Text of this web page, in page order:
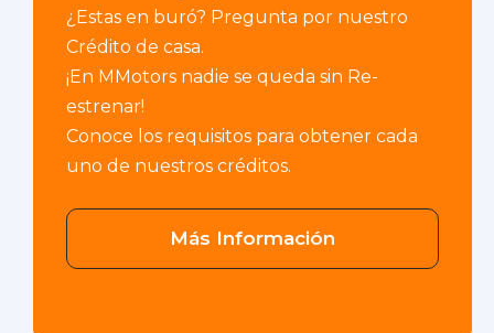
¿Estas en buró? Pregunta por nuestro
Crédito de casa.
¡En MMotors nadie se queda sin Re-
estrenar!
Conoce los requisitos para obtener cada
uno de nuestros créditos.
Más Información